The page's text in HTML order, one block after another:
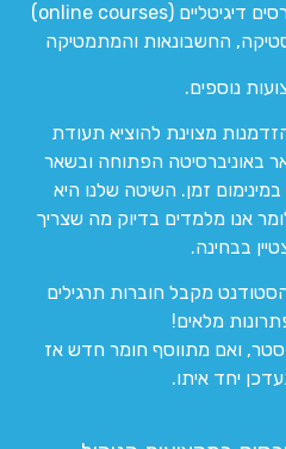
המרכז המוביל והמקצועי לקורסים דיגיטליים (online courses)
החשבונאות והמתמטיקה
נוספים.
מצוינת להוציא תעודת
באוניברסיטה הפתוחה ובשאר
זמן. השיטה שלנו היא
אנו מלמדים בדיוק מה שצריך
בבחינה.
מקבל חוברות תרגילים
מלאים!
ואם מתווסף חומר חדש אז
יחד איתו.